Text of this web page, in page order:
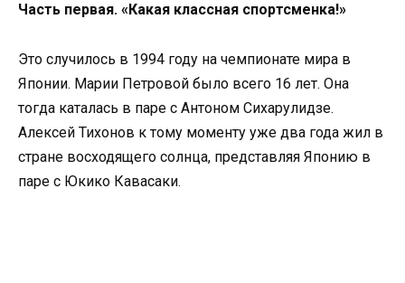
Часть первая. «Какая классная спортсменка!»
Это случилось в 1994 году на чемпионате мира в
Японии. Марии Петровой было всего 16 лет. Она
тогда каталась в паре с Антоном Сихарулидзе.
Алексей Тихонов к тому моменту уже два года жил в
стране восходящего солнца, представляя Японию в
паре с Юкико Кавасаки.